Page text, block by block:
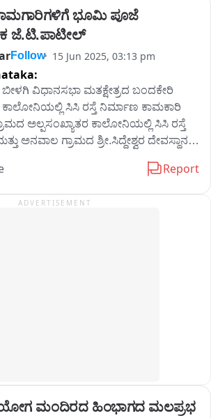
ಭೂಮಿ ಪೂಜೆ
ಜೆ.ಟಿ.ಪಾಟೀಲ್
Follow 15 Jun 2025, 03:13 pm
ವಿಧಾನಸಭಾ ಮತಕ್ಷೇತ್ರದ ಬಂದಕೇರಿ
ಕಾಲೋನಿಯಲ್ಲಿ ಸಿಸಿ ರಸ್ತೆ ನಿರ್ಮಾಣ ಕಾಮಕಾರಿ
ಅಲ್ಪಸಂಖ್ಯಾತರ ಕಾಲೋನಿಯಲ್ಲಿ ಸಿಸಿ ರಸ್ತೆ
ಅನವಾಲ ಗ್ರಾಮದ ಶ್ರೀ.ಸಿದ್ದೇಶ್ವರ ದೇವಸ್ಥಾನ
Report
ADVERTISEMENT
ಮಂದಿರದ ಹಿಂಭಾಗದ ಮಲಪ್ರಭ